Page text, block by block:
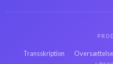
Transskription Oversættelse